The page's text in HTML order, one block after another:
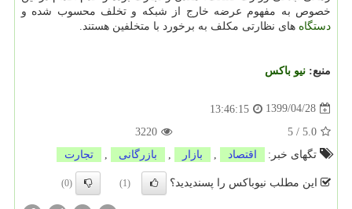
خصوص به مفهوم عرضه خارج از شبکه و تخلف محسوب شده و
دستگاه های نظارتی مکلف به برخورد با متخلفین هستند.
منبع: نیو باكس
1399/04/28
13:46:15
5.0
/
5
3220
تگهای خبر:
اقتصاد بازار بازرگانی تجارت
این مطلب نیوباکس را پسندیدید؟ (1)
(0)